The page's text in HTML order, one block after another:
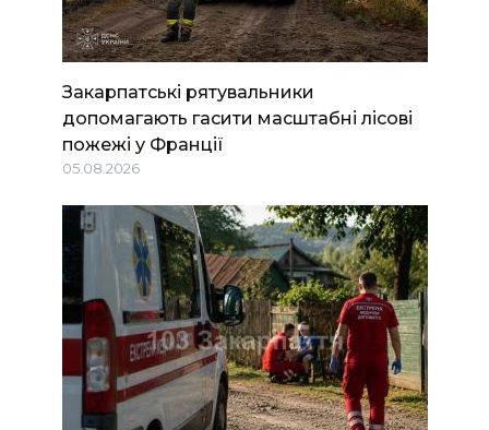
Закарпатські рятувальники
допомагають гасити масштабні лісові
пожежі у Франції
05.08.2026